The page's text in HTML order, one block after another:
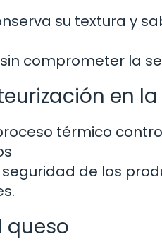
su textura y
comprometer la
en
térmico
de los
queso